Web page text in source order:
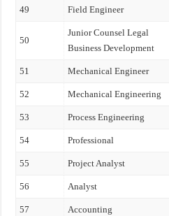
49 Field Engineer
50
Junior Counsel Legal
Business Development
51 Mechanical Engineer
52 Mechanical Engineering
53 Process Engineering
54 Professional
55 Project Analyst
56 Analyst
57 Accounting